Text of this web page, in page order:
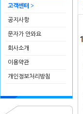
고객센터 >
공지사항
문자가 안와요
회사소개
이용약관
개인정보처리방침